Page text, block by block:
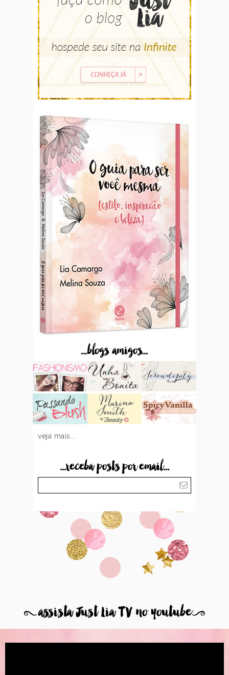
...blogs amigos...
veja mais...
...receba posts por email...
8assista Just Lia TV no youtube9